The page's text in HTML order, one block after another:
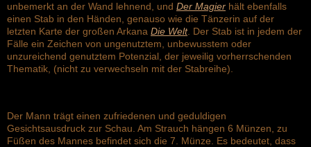
unbemerkt an der Wand lehnend, und Der Magier hält ebenfalls
einen Stab in den Händen, genauso wie die Tänzerin auf der
letzten Karte der großen Arkana Die Welt. Der Stab ist in jedem der
Fälle ein Zeichen von ungenutztem, unbewusstem oder
unzureichend genutztem Potenzial, der jeweilig vorherrschenden
Thematik, (nicht zu verwechseln mit der Stabreihe).
Der Mann trägt einen zufriedenen und geduldigen
Gesichtsausdruck zur Schau. Am Strauch hängen 6 Münzen, zu
Füßen des Mannes befindet sich die 7. Münze. Es bedeutet, dass